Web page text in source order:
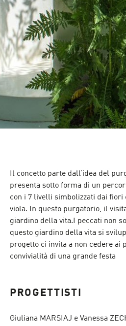
Il concetto parte dall’idea del
presenta sotto forma di un
con i 7 livelli simbolizzati dai fiori
viola. In questo purgatorio, il
giardino della vita.I peccati non
questo giardino della vita si
progetto ci invita a non cedere ai
convivialità di una grande festa
PROGETTISTI
Giuliana MARSIAJ e Vanessa